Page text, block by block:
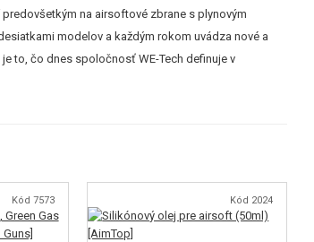
na airsoftové zbrane s plynovým
modelov a každým rokom uvádza nové a
to, čo dnes spoločnosť WE-Tech definuje v
Kód 7573 Kód 2024